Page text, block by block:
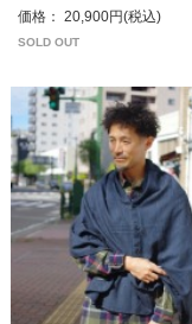
価格： 20,900円(税込)
SOLD OUT